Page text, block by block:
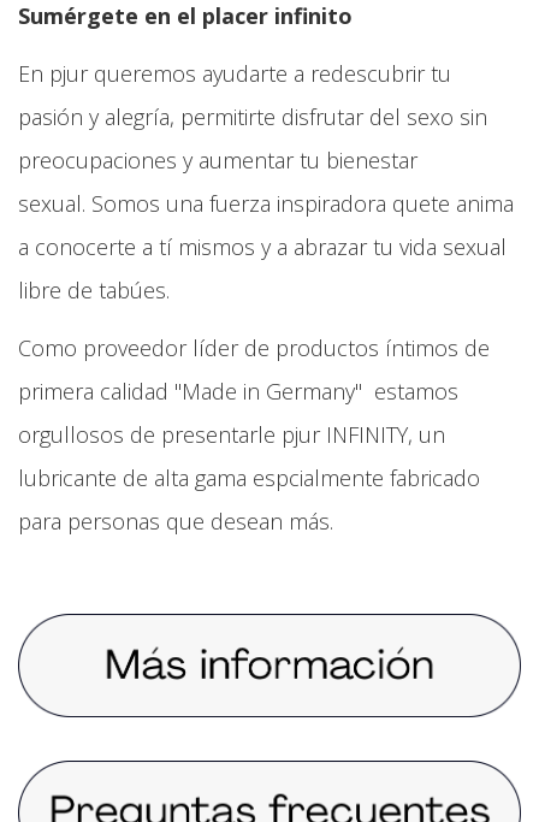
Sumérgete en el placer infinito
En pjur queremos ayudarte a redescubrir tu
pasión y alegría, permitirte disfrutar del sexo sin
preocupaciones y aumentar tu bienestar
sexual. Somos una fuerza inspiradora quete anima
a conocerte a tí mismos y a abrazar tu vida sexual
libre de tabúes.
Como proveedor líder de productos íntimos de
primera calidad "Made in Germany" estamos
orgullosos de presentarle pjur INFINITY, un
lubricante de alta gama espcialmente fabricado
para personas que desean más.